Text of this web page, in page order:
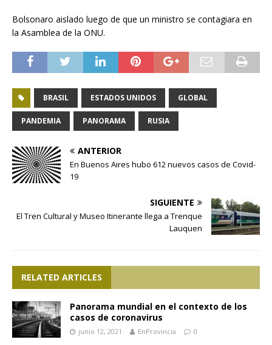
Bolsonaro aislado luego de que un ministro se contagiara en
la Asamblea de la ONU.
BRASIL ESTADOS UNIDOS GLOBAL
PANDEMIA PANORAMA RUSIA
ANTERIOR
En Buenos Aires hubo 612 nuevos casos de Covid-
19
SIGUIENTE
El Tren Cultural y Museo Itinerante llega a Trenque
Lauquen
RELATED ARTICLES
Panorama mundial en el contexto de los
casos de coronavirus
junio 12, 2021 EnProvincia 0